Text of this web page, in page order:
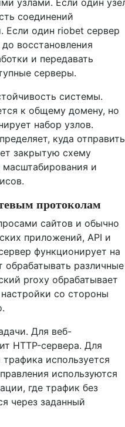
узлами. Если один
соединений
Если один riobet сервер
восстановления
и передавать
серверы.
системы.
к общему домену, но
набор узлов.
куда отправить
закрытую схему
и
протоколам
сайтов и обычно
приложений, API и
функционирует на
обрабатывать различные
proxy обрабатывает
со стороны
Для веб-
HTTP-сервера. Для
используется
используются
где трафик без
через заданный